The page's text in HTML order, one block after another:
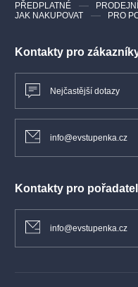
Kontakty pro
Nejčastější dotazy
info@evstupenka.cz
Kontakty pro
info@evstupenka.cz
PŘEDPLATNÉ
JAK NAKUPOVAT
PRO